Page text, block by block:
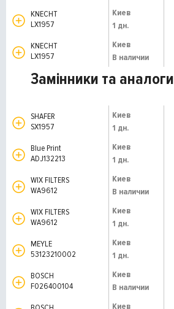
KNECHT
LX1957
Киев
1 дн.
KNECHT
LX1957
Киев
В наличии
Замінники та аналоги
SHAFER
SX1957
Киев
1 дн.
Blue Print
ADJ132213
Киев
1 дн.
WIX FILTERS
WA9612
Киев
В наличии
WIX FILTERS
WA9612
Киев
1 дн.
MEYLE
53123210002
Киев
1 дн.
BOSCH
F026400104
Киев
В наличии
Киев